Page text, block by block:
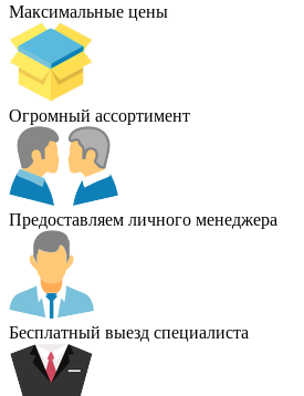
Максимальные цены
Огромный ассортимент
Предоставляем личного менеджера
Бесплатный выезд специалиста